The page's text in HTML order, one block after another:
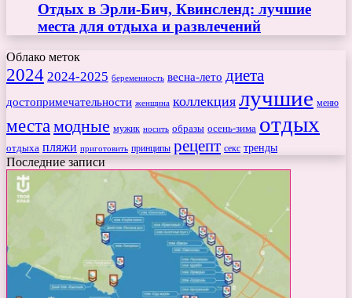
Отдых в Эрли-Бич, Квинсленд: лучшие
места для отдыха и развлечений
Облако меток
2024 2024-2025 беременность весна-лето диета
достопримечательности женщина коллекция лучшие меню
места модные мужик носить образы осень-зима отдых
отдыха пляжи приготовить принципы рецепт секс тренды
Последние записи